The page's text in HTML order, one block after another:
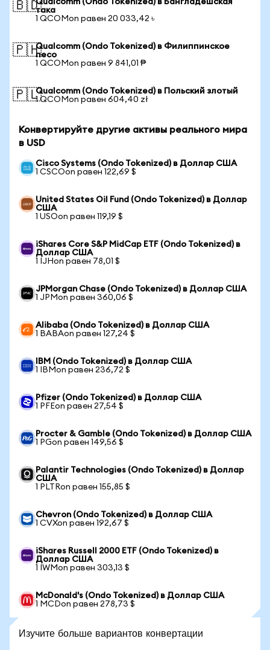
🇧🇩Qualcomm (Ondo Tokenized) в Бангладешская
така
1 QCOMon равен 20 033,42 ৳
🇵🇭Qualcomm (Ondo Tokenized) в Филиппинское
песо
1 QCOMon равен 9 841,01 ₱
🇵🇱Qualcomm (Ondo Tokenized) в Польский злотый
1 QCOMon равен 604,40 zł
Конвертируйте другие активы реального мира
в USD
Cisco Systems (Ondo Tokenized) в Доллар США
1 CSCOon равен 122,69 $
United States Oil Fund (Ondo Tokenized) в Доллар
США
1 USOon равен 119,19 $
iShares Core S&P MidCap ETF (Ondo Tokenized) в
Доллар США
1 IJHon равен 78,01 $
JPMorgan Chase (Ondo Tokenized) в Доллар США
1 JPMon равен 360,06 $
Alibaba (Ondo Tokenized) в Доллар США
1 BABAon равен 127,24 $
IBM (Ondo Tokenized) в Доллар США
1 IBMon равен 236,72 $
Pfizer (Ondo Tokenized) в Доллар США
1 PFEon равен 27,54 $
Procter & Gamble (Ondo Tokenized) в Доллар США
1 PGon равен 149,56 $
Palantir Technologies (Ondo Tokenized) в Доллар
США
1 PLTRon равен 155,85 $
Chevron (Ondo Tokenized) в Доллар США
1 CVXon равен 192,67 $
iShares Russell 2000 ETF (Ondo Tokenized) в
Доллар США
1 IWMon равен 303,13 $
McDonald's (Ondo Tokenized) в Доллар США
1 MCDon равен 278,73 $
Изучите больше вариантов конвертации